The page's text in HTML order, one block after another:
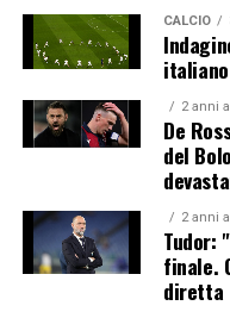
CALCIO
2 anni
De
del
2 anni
Tudor:
finale.
diretta